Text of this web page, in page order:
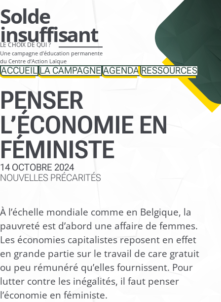
Aller
directement
vers
le
contenu
Solde
insuffisant
LE CHOIX DE QUI ?
Une campagne d’éducation permanente
du Centre d’Action Laïque
ACCUEILLA CAMPAGNE AGENDA RESSOURCES
PENSER
L’ÉCONOMIE EN
FÉMINISTE
14 OCTOBRE 2024
NOUVELLES PRÉCARITÉS
À l’échelle mondiale comme en Belgique, la
pauvreté est d’abord une affaire de femmes.
Les économies capitalistes reposent en effet
en grande partie sur le travail de care gratuit
ou peu rémunéré qu’elles fournissent. Pour
lutter contre les inégalités, il faut penser
l’économie en féministe.